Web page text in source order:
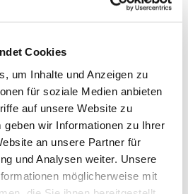
Cookies
um Inhalte und Anzeigen zu
für soziale Medien anbieten
auf unsere Website zu
geben wir Informationen zu Ihrer
an unsere Partner für
und Analysen weiter. Unsere
möglicherweise mit
waren wir zum
mit unserem
2023
Seenachtfest in